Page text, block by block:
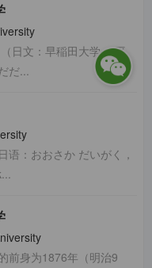
日文：早稲田大学， 平
だ...
语：おおさか だいがく，
前身为1876年（明治9